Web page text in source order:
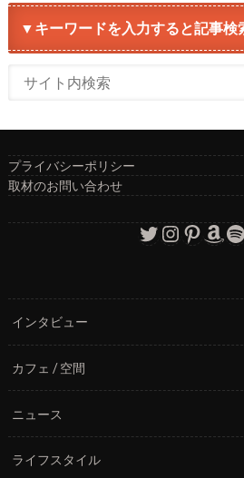
▼キーワードを入力すると記事検
プライバシーポリシー
取材のお問い合わせ
Twitter
インタビュー
カフェ / 空間
ニュース
ライフスタイル